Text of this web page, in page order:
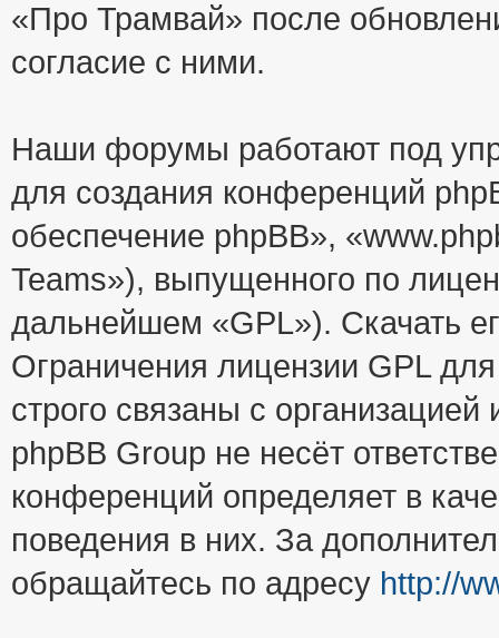
«Про Трамвай» после
согласие с ними.
Наши форумы работают под
для создания конференций
обеспечение phpBB»,
Teams»), выпущенного по
дальнейшем «GPL»). Скачать
Ограничения лицензии GPL
строго связаны с
phpBB Group не несёт
конференций определяет в
поведения в них. За
обращайтесь по адресу http://